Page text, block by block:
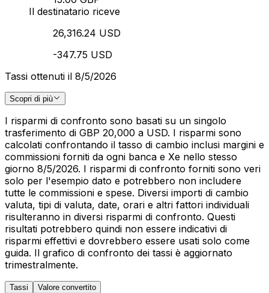
Il destinatario riceve
26,316.24 USD
-347.75 USD
Tassi ottenuti il 8/5/2026
Scopri di più
I risparmi di confronto sono basati su un singolo
trasferimento di GBP 20,000 a USD. I risparmi sono
calcolati confrontando il tasso di cambio inclusi margini e
commissioni forniti da ogni banca e Xe nello stesso
giorno 8/5/2026. I risparmi di confronto forniti sono veri
solo per l'esempio dato e potrebbero non includere
tutte le commissioni e spese. Diversi importi di cambio
valuta, tipi di valuta, date, orari e altri fattori individuali
risulteranno in diversi risparmi di confronto. Questi
risultati potrebbero quindi non essere indicativi di
risparmi effettivi e dovrebbero essere usati solo come
guida. Il grafico di confronto dei tassi è aggiornato
trimestralmente.
Tassi Valore convertito